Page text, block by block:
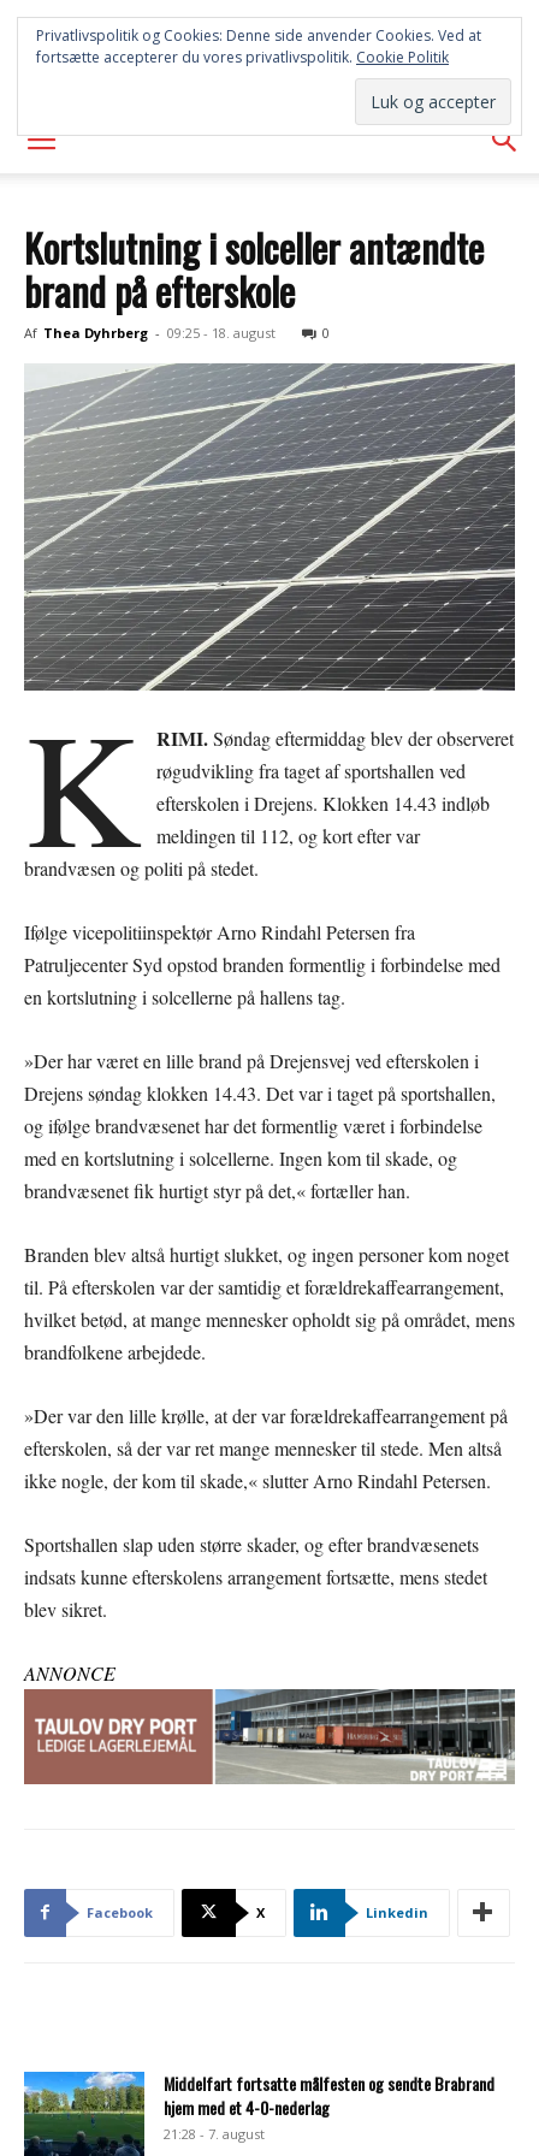
SYD
AVISEN
Kortslutning i solceller antændte
brand på efterskole
Af Thea Dyhrberg - 09:25 - 18. august 0
K RIMI.Søndag eftermiddag blev der observeret
røgudvikling fra taget af sportshallen ved
efterskolen i Drejens. Klokken 14.43 indløb
meldingen til 112, og kort efter var
brandvæsen og politi på stedet.
Ifølge vicepolitiinspektør Arno Rindahl Petersen fra
Patruljecenter Syd opstod branden formentlig i forbindelse med
en kortslutning i solcellerne på hallens tag.
»Der har været en lille brand på Drejensvej ved efterskolen i
Drejens søndag klokken 14.43. Det var i taget på sportshallen,
og ifølge brandvæsenet har det formentlig været i forbindelse
med en kortslutning i solcellerne. Ingen kom til skade, og
brandvæsenet fik hurtigt styr på det,« fortæller han.
Branden blev altså hurtigt slukket, og ingen personer kom noget
til. På efterskolen var der samtidig et forældrekaffearrangement,
hvilket betød, at mange mennesker opholdt sig på området, mens
brandfolkene arbejdede.
»Der var den lille krølle, at der var forældrekaffearrangement på
efterskolen, så der var ret mange mennesker til stede. Men altså
ikke nogle, der kom til skade,« slutter Arno Rindahl Petersen.
Sportshallen slap uden større skader, og efter brandvæsenets
indsats kunne efterskolens arrangement fortsætte, mens stedet
blev sikret.
ANNONCE
Facebook X Linkedin
Middelfart fortsatte målfesten og sendte Brabrand
hjem med et 4-0-nederlag
21:28 - 7. august
Privatlivspolitik og Cookies: Denne side anvender Cookies. Ved at
fortsætte accepterer du vores privatlivspolitik. Cookie Politik